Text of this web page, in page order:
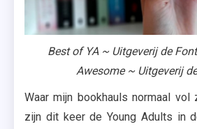
Best of YA ~ Uitgeverij de
Awesome ~ Uitgeverij
Waar mijn bookhauls normaal vol
zijn dit keer de Young Adults in